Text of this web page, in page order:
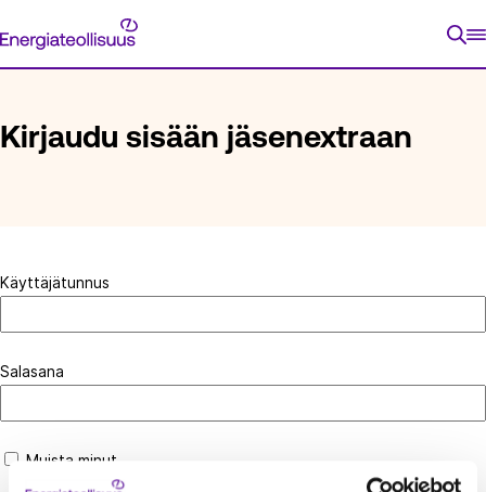
suoraan
Energiateollisuus
ETUSIVU
Kirjaudu sisään jäsenextraan
Käyttäjätunnus
Salasana
Muista minut